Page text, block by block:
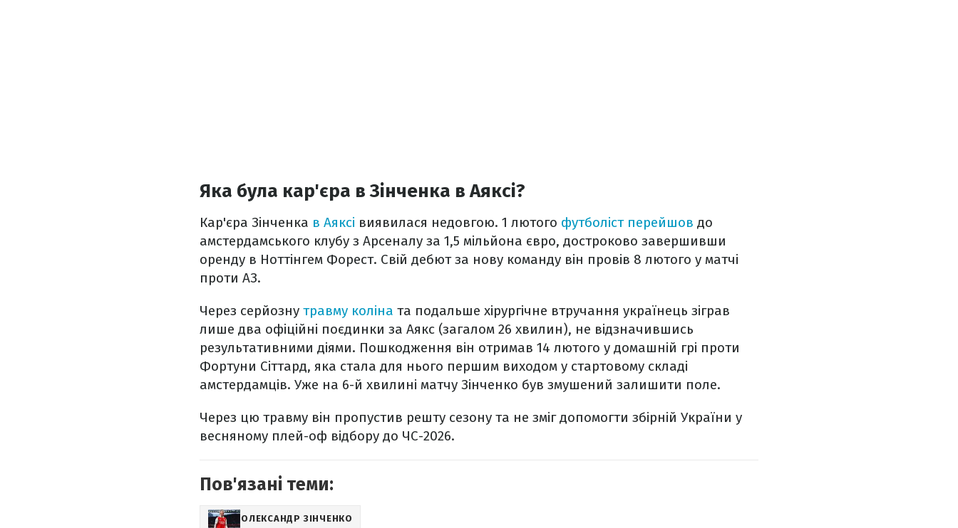
Яка була кар'єра в Зінченка в Аяксі?
Кар'єра Зінченка в Аяксі виявилася недовгою. 1 лютого футболіст перейшов до
амстердамського клубу з Арсеналу за 1,5 мільйона євро, достроково завершивши
оренду в Ноттінгем Форест. Свій дебют за нову команду він провів 8 лютого у матчі
проти АЗ.
Через серйозну травму коліна та подальше хірургічне втручання українець зіграв
лише два офіційні поєдинки за Аякс (загалом 26 хвилин), не відзначившись
результативними діями. Пошкодження він отримав 14 лютого у домашній грі проти
Фортуни Сіттард, яка стала для нього першим виходом у стартовому складі
амстердамців. Уже на 6-й хвилині матчу Зінченко був змушений залишити поле.
Через цю травму він пропустив решту сезону та не зміг допомогти збірній України у
весняному плей-оф відбору до ЧС-2026.
Пов'язані теми:
ОЛЕКСАНДР ЗІНЧЕНКО